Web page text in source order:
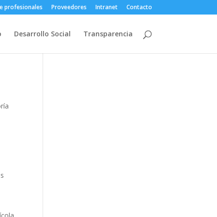
profesionales Proveedores Intranet Contacto
Desarrollo Social Transparencia